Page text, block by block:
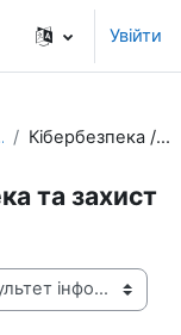
Увійти
Кібербезпека / Кібербезпека та захист інформації
та захист